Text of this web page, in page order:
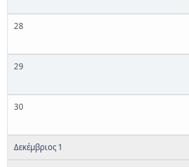
28
29
30
Δεκέμβριος 1